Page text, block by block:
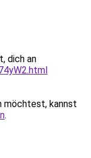
dich an
möchtest, kannst
.